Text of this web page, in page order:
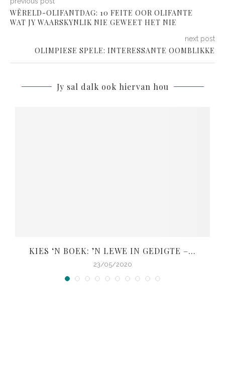
WÊRELD-OLIFANTDAG: 10 FEITE OOR OLIFANTE
WAT JY WAARSKYNLIK NIE GEWEET HET NIE
next post
OLIMPIESE SPELE: INTERESSANTE OOMBLIKKE
Jy sal dalk ook hiervan hou
KIES ‘N BOEK: ’N LEWE IN GEDIGTE –...
23/05/2020